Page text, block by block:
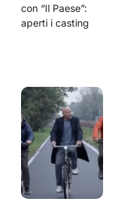
con “Il Paese”:
aperti i casting